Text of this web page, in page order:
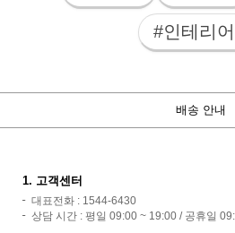
#인테리
배송 안내
1. 고객센터
대표전화 : 1544-6430
상담 시간 : 평일 09:00 ~ 19:00 / 공휴일